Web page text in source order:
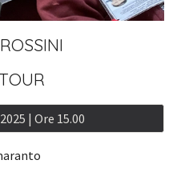
| Ore 15.00